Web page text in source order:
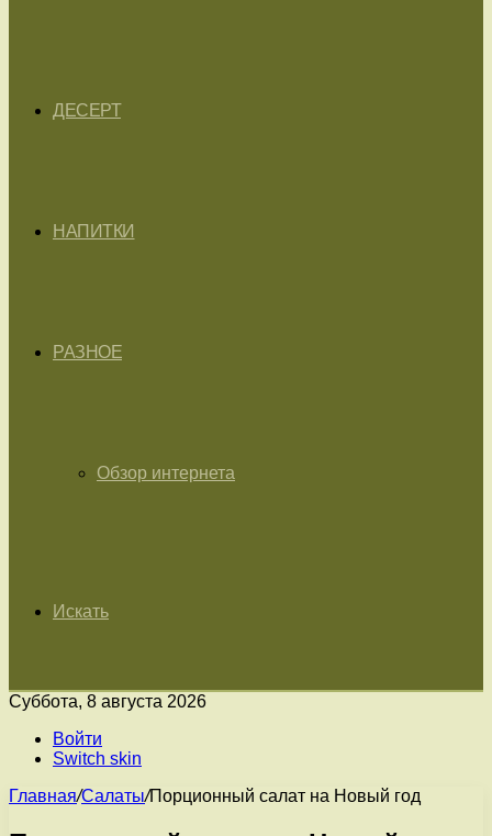
ДЕСЕРТ
НАПИТКИ
РАЗНОЕ
Обзор интернета
Искать
Суббота, 8 августа 2026
Войти
Switch skin
Главная/Салаты/Порционный салат на Новый год